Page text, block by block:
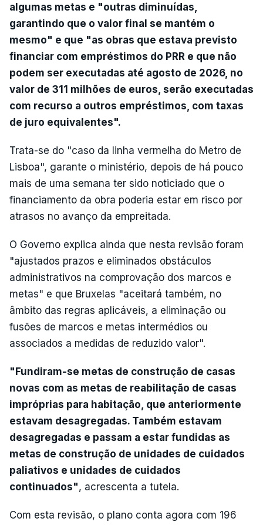
algumas metas e "outras diminuídas,
garantindo que o valor final se mantém o
mesmo" e que "as obras que estava previsto
financiar com empréstimos do PRR e que não
podem ser executadas até agosto de 2026, no
valor de 311 milhões de euros, serão executadas
com recurso a outros empréstimos, com taxas
de juro equivalentes".
Trata-se do "caso da linha vermelha do Metro de
Lisboa", garante o ministério, depois de há pouco
mais de uma semana ter sido noticiado que o
financiamento da obra poderia estar em risco por
atrasos no avanço da empreitada.
O Governo explica ainda que nesta revisão foram
"ajustados prazos e eliminados obstáculos
administrativos na comprovação dos marcos e
metas" e que Bruxelas "aceitará também, no
âmbito das regras aplicáveis, a eliminação ou
fusões de marcos e metas intermédios ou
associados a medidas de reduzido valor".
"Fundiram-se metas de construção de casas
novas com as metas de reabilitação de casas
impróprias para habitação, que anteriormente
estavam desagregadas. Também estavam
desagregadas e passam a estar fundidas as
metas de construção de unidades de cuidados
paliativos e unidades de cuidados
continuados", acrescenta a tutela.
Com esta revisão, o plano conta agora com 196